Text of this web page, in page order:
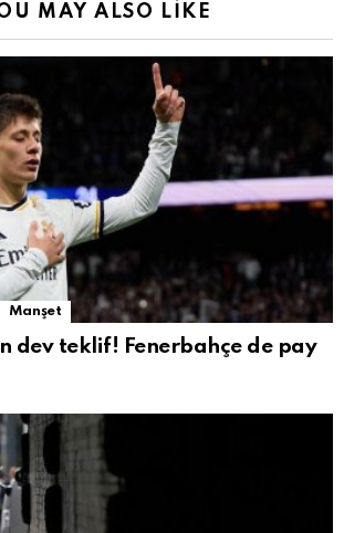
MAY ALSO LIKE
Manşet
dev teklif! Fenerbahçe de pay